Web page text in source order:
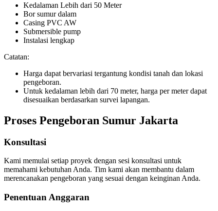
Kedalaman Lebih dari 50 Meter
Bor sumur dalam
Casing PVC AW
Submersible pump
Instalasi lengkap
Catatan:
Harga dapat bervariasi tergantung kondisi tanah dan lokasi
pengeboran.
Untuk kedalaman lebih dari 70 meter, harga per meter dapat
disesuaikan berdasarkan survei lapangan.
Proses Pengeboran Sumur Jakarta
Konsultasi
Kami memulai setiap proyek dengan sesi konsultasi untuk
memahami kebutuhan Anda. Tim kami akan membantu dalam
merencanakan pengeboran yang sesuai dengan keinginan Anda.
Penentuan Anggaran